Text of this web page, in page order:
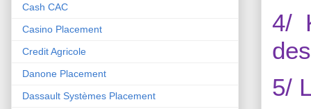
4/
5/
Cash CAC
Casino Placement
Credit Agricole
Danone Placement
Dassault Systèmes Placement